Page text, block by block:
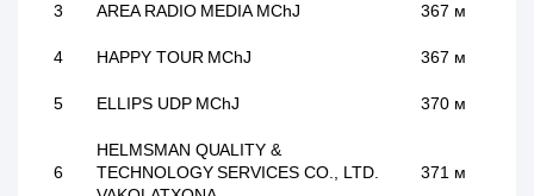
3 AREA RADIO MEDIA MChJ 367 м
4 HAPPY TOUR MChJ 367 м
5 ELLIPS UDP MChJ 370 м
6
HELMSMAN QUALITY &
TECHNOLOGY SERVICES CO., LTD.
371 м